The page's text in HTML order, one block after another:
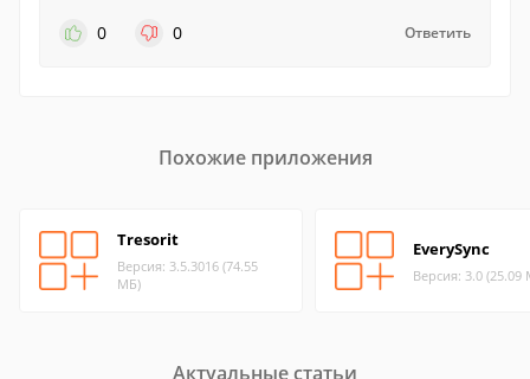
0
0 Ответить
Похожие приложения
Tresorit
Версия: 3.5.3016 (74.55
МБ)
EverySync
Версия: 3.0 (25.09
Актуальные статьи